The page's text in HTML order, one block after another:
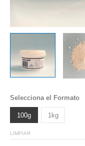
Selecciona el Formato
100g 1kg
LIMPIAR